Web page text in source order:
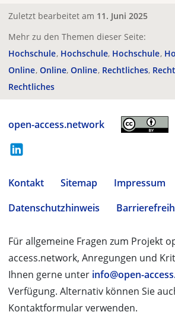
Zuletzt bearbeitet am 11. Juni 2025
Mehr zu den Themen dieser Seite:
Hochschule Hochschule Hochschule
Online Online Online Rechtliches
Rechtliches
open-access.network
Kontakt Sitemap
Impressum
Datenschutzhinweis
Für allgemeine Fragen zum Projekt
access.network, Anregungen und
Ihnen gerne unter info@open-
Verfügung. Alternativ können Sie
Kontaktformular verwenden.